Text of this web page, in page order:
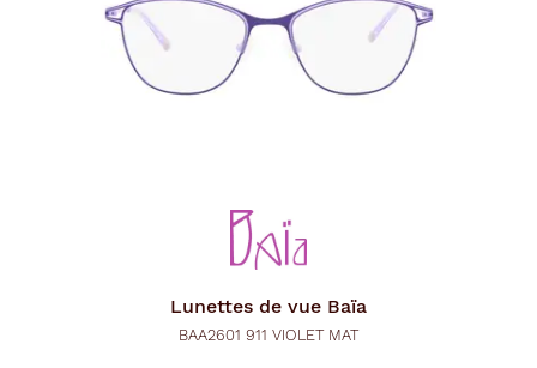
Lunettes de vue Baïa
BAA2601 911 VIOLET MAT